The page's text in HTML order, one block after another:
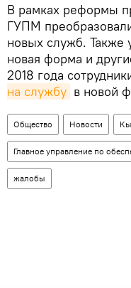
В рамках реформы
ГУПМ
новых служб. Также
новая форма и
2018 года
на службу в новой
Общество Новости
жалобы